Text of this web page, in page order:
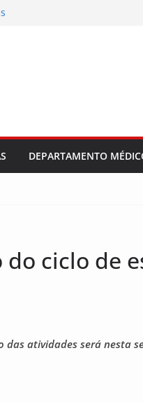
DEPARTAMENTO
ciclo de
das atividades será nesta